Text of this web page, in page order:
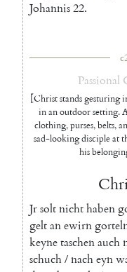
Johannis22.
Passional
[Christ stands gesturing
in an outdoor setting.
clothing, purses, belts,
sad-looking disciple at
his
Jrsoltnichthaben
geltanewirn
keynetaschenauch
schuch/nacheyn